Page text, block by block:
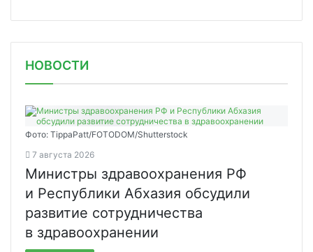
НОВОСТИ
Фото: TippaPatt/FOTODOM/Shutterstock
7 августа 2026
Министры здравоохранения РФ
и Республики Абхазия обсудили
развитие сотрудничества
в здравоохранении